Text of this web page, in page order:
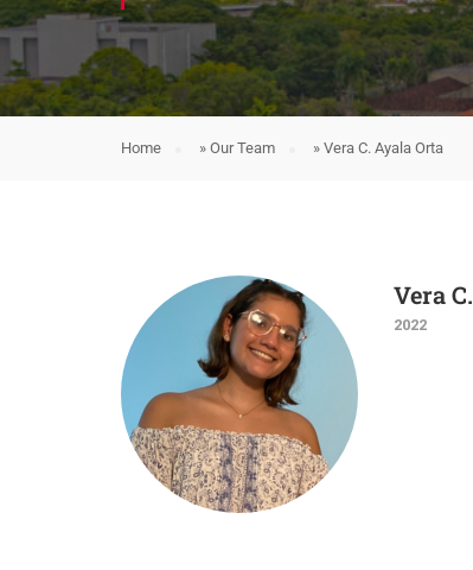
Home » Our Team » Vera C. Ayala Orta
Vera
2022